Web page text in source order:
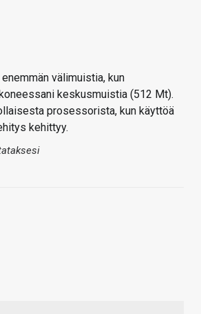
välimuistia, kun
keskusmuistia (512 Mt).
prosessorista, kun käyttöä
kehittyy.